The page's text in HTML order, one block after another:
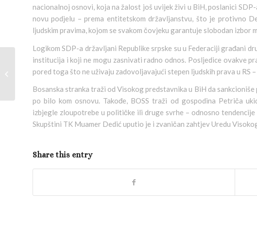
nacionalnoj osnovi, koja na žalost još uvijek živi u BiH, poslanici
novu podjelu – prema entitetskom državljanstvu, što je protivno
ljudskim pravima, kojom se svakom čovjeku garantuje slobodan izbor
Logikom SDP-a državljani Republike srpske su u Federaciji građani
institucija i koji ne mogu zasnivati radno odnos. Posljedice ovakve
pored toga što ne uživaju zadovoljavajući stepen ljudskih prava u RS
Bosanska stranka traži od Visokog predstavnika u BiH da
po bilo kom osnovu. Takođe, BOSS traži od gospodina Petriča
izbjegle zloupotrebe u političke ili druge svrhe – odnosno
Skupštini TK Muamer Dedić uputio je i zvaničan zahtjev Uredu
Share this entry
04. januar 2000.